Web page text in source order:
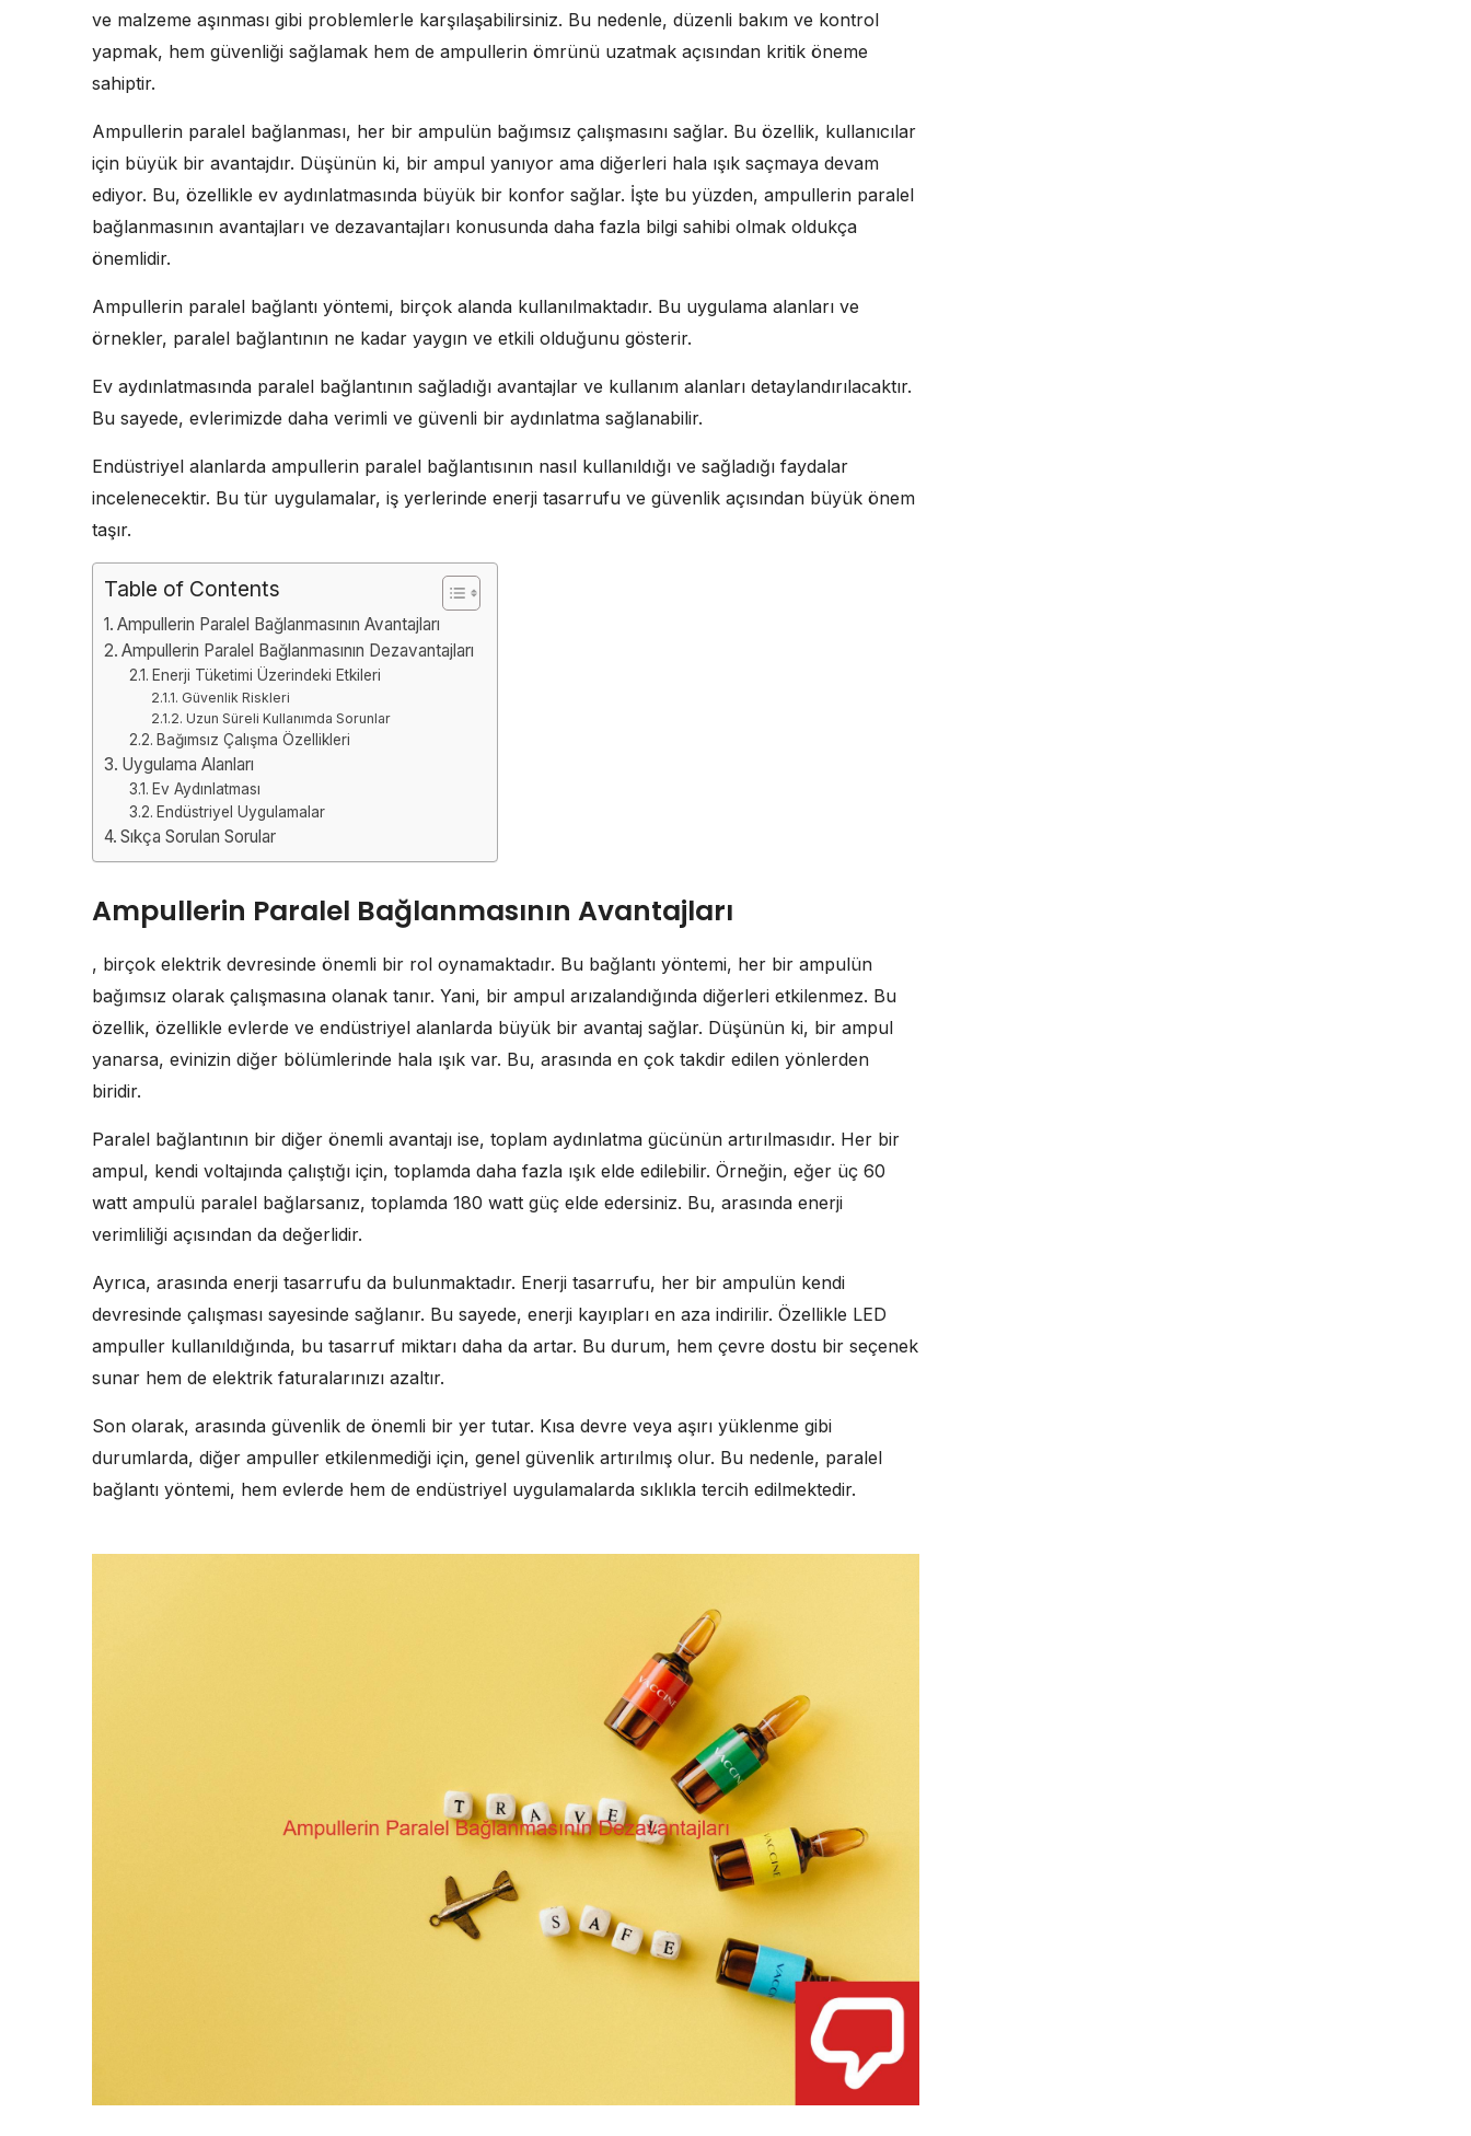
ve malzeme aşınması gibi problemlerle karşılaşabilirsiniz. Bu nedenle, düzenli bakım ve kontrol
yapmak, hem güvenliği sağlamak hem de ampullerin ömrünü uzatmak açısından kritik öneme
sahiptir.
Ampullerin paralel bağlanması, her bir ampulün bağımsız çalışmasını sağlar. Bu özellik, kullanıcılar
için büyük bir avantajdır. Düşünün ki, bir ampul yanıyor ama diğerleri hala ışık saçmaya devam
ediyor. Bu, özellikle ev aydınlatmasında büyük bir konfor sağlar. İşte bu yüzden, ampullerin paralel
bağlanmasının avantajları ve dezavantajları konusunda daha fazla bilgi sahibi olmak oldukça
önemlidir.
Ampullerin paralel bağlantı yöntemi, birçok alanda kullanılmaktadır. Bu uygulama alanları ve
örnekler, paralel bağlantının ne kadar yaygın ve etkili olduğunu gösterir.
Ev aydınlatmasında paralel bağlantının sağladığı avantajlar ve kullanım alanları detaylandırılacaktır.
Bu sayede, evlerimizde daha verimli ve güvenli bir aydınlatma sağlanabilir.
Endüstriyel alanlarda ampullerin paralel bağlantısının nasıl kullanıldığı ve sağladığı faydalar
incelenecektir. Bu tür uygulamalar, iş yerlerinde enerji tasarrufu ve güvenlik açısından büyük önem
taşır.
Table of Contents
Ampullerin Paralel Bağlanmasının Avantajları
Ampullerin Paralel Bağlanmasının Dezavantajları
Enerji Tüketimi Üzerindeki Etkileri
Güvenlik Riskleri
Uzun Süreli Kullanımda Sorunlar
Bağımsız Çalışma Özellikleri
Uygulama Alanları
Ev Aydınlatması
Endüstriyel Uygulamalar
Sıkça Sorulan Sorular
Ampullerin Paralel Bağlanmasının Avantajları
, birçok elektrik devresinde önemli bir rol oynamaktadır. Bu bağlantı yöntemi, her bir ampulün
bağımsız olarak çalışmasına olanak tanır. Yani, bir ampul arızalandığında diğerleri etkilenmez. Bu
özellik, özellikle evlerde ve endüstriyel alanlarda büyük bir avantaj sağlar. Düşünün ki, bir ampul
yanarsa, evinizin diğer bölümlerinde hala ışık var. Bu, arasında en çok takdir edilen yönlerden
biridir.
Paralel bağlantının bir diğer önemli avantajı ise, toplam aydınlatma gücünün artırılmasıdır. Her bir
ampul, kendi voltajında çalıştığı için, toplamda daha fazla ışık elde edilebilir. Örneğin, eğer üç 60
watt ampulü paralel bağlarsanız, toplamda 180 watt güç elde edersiniz. Bu, arasında enerji
verimliliği açısından da değerlidir.
Ayrıca, arasında enerji tasarrufu da bulunmaktadır. Enerji tasarrufu, her bir ampulün kendi
devresinde çalışması sayesinde sağlanır. Bu sayede, enerji kayıpları en aza indirilir. Özellikle LED
ampuller kullanıldığında, bu tasarruf miktarı daha da artar. Bu durum, hem çevre dostu bir seçenek
sunar hem de elektrik faturalarınızı azaltır.
Son olarak, arasında güvenlik de önemli bir yer tutar. Kısa devre veya aşırı yüklenme gibi
durumlarda, diğer ampuller etkilenmediği için, genel güvenlik artırılmış olur. Bu nedenle, paralel
bağlantı yöntemi, hem evlerde hem de endüstriyel uygulamalarda sıklıkla tercih edilmektedir.